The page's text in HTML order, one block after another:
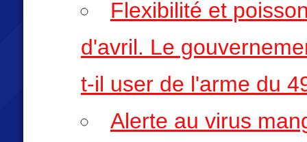
Flexibilité et
d'avril. Le
t-il user de l'arme du
Alerte au virus